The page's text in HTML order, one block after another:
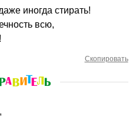
иногда стирать!
всю,
Скопировать